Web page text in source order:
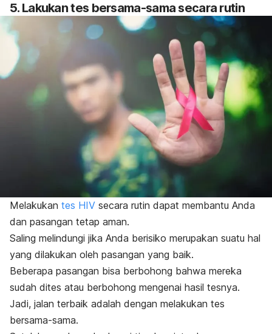
5. Lakukan tes bersama-sama secara rutin
Melakukan tes HIV secara rutin dapat membantu Anda
dan pasangan tetap aman.
Saling melindungi jika Anda berisiko merupakan suatu hal
yang dilakukan oleh pasangan yang baik.
Beberapa pasangan bisa berbohong bahwa mereka
sudah dites atau berbohong mengenai hasil tesnya.
Jadi, jalan terbaik adalah dengan melakukan tes
bersama-sama.